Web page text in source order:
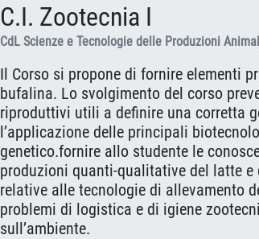
C.I. Zootecnia I
CdL Scienze e Tecnologie delle Produzioni
Il Corso si propone di fornire elementi
bufalina. Lo svolgimento del corso
riproduttivi utili a definire una corretta
l’applicazione delle principali
genetico.fornire allo studente le
produzioni quanti-qualitative del latte e
relative alle tecnologie di allevamento
problemi di logistica e di igiene
sull’ambiente.